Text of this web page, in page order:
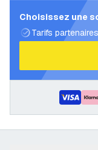
Choisissez une
Tarifs